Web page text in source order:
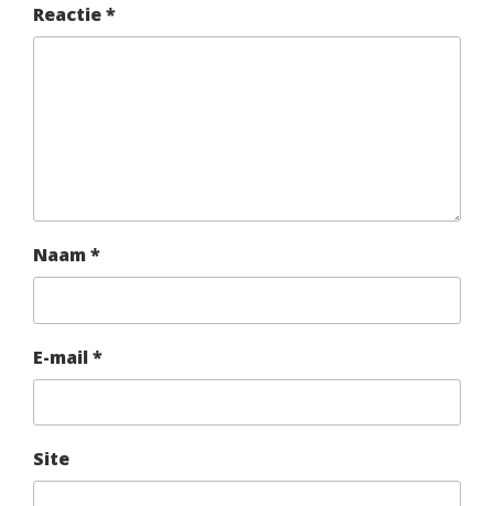
Reactie*
Naam *
E-mail *
Site